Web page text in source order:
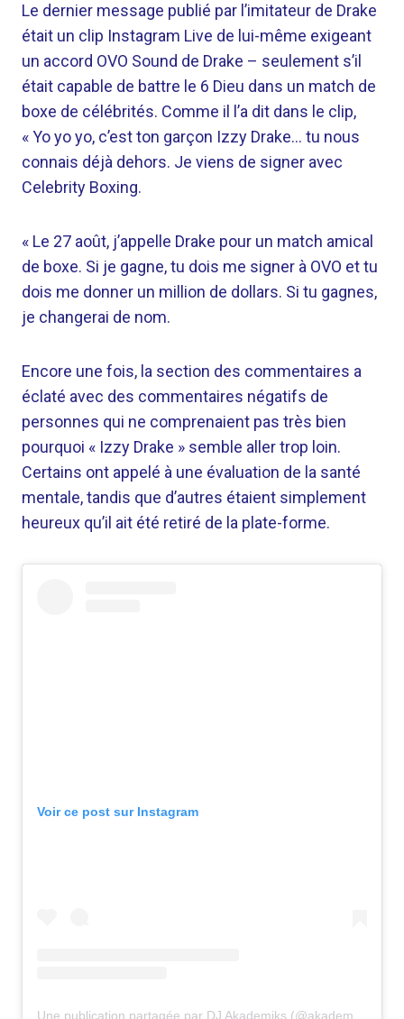
Le dernier message publié par l’imitateur de Drake
était un clip Instagram Live de lui-même exigeant
un accord OVO Sound de Drake – seulement s’il
était capable de battre le 6 Dieu dans un match de
boxe de célébrités. Comme il l’a dit dans le clip,
« Yo yo yo, c’est ton garçon Izzy Drake… tu nous
connais déjà dehors. Je viens de signer avec
Celebrity Boxing.
« Le 27 août, j’appelle Drake pour un match amical
de boxe. Si je gagne, tu dois me signer à OVO et tu
dois me donner un million de dollars. Si tu gagnes,
je changerai de nom.
Encore une fois, la section des commentaires a
éclaté avec des commentaires négatifs de
personnes qui ne comprenaient pas très bien
pourquoi « Izzy Drake » semble aller trop loin.
Certains ont appelé à une évaluation de la santé
mentale, tandis que d’autres étaient simplement
heureux qu’il ait été retiré de la plate-forme.
Voir ce post sur Instagram